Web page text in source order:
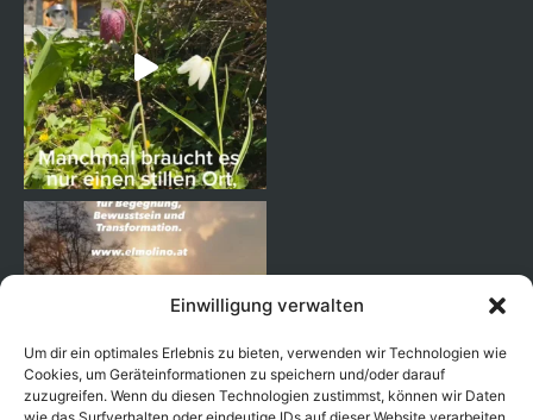
Einwilligung verwalten
Um dir ein optimales Erlebnis zu bieten, verwenden wir Technologien wie
Cookies, um Geräteinformationen zu speichern und/oder darauf
zuzugreifen. Wenn du diesen Technologien zustimmst, können wir Daten